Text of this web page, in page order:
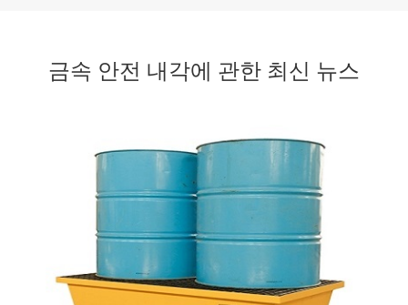
금속 안전 내각에 관한 최신 뉴스